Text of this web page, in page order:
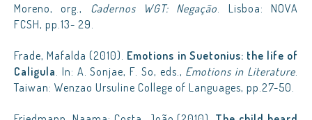
Moreno, org., Cadernos WGT: Negação. Lisboa: NOVA
FCSH, pp.13- 29.
Frade, Mafalda (2010). Emotions in Suetonius: the life of
Caligula. In: A. Sonjae, F. So, eds., Emotions in Literature.
Taiwan: Wenzao Ursuline College of Languages, pp.27-50.